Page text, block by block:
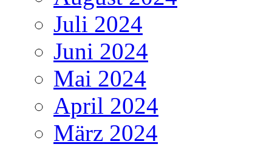
Juli 2024
Juni 2024
Mai 2024
April 2024
März 2024